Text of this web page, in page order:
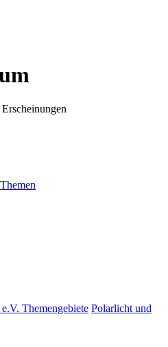
Themengebiete Polarlicht und